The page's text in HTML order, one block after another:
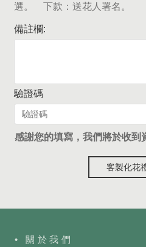
選。 下款：送花人署名。
備註欄:
驗證碼
感謝您的填寫，我們將於收到
客製化花
• 關於我們